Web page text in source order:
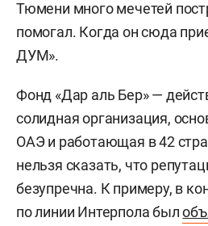
Тюмени много мечетей
помогал. Когда он сюда
ДУМ».
Фонд «Дар аль Бер» —
солидная организация,
ОАЭ и работающая в 42
нельзя сказать, что
безупречна. К примеру, в
по линии Интерпола был